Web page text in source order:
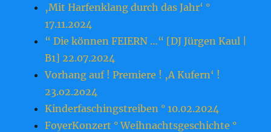
‚Mit Harfenklang durch das Jahr‘ °
17.11.2024
“ Die können FEIERN …“ [DJ Jürgen Kaul |
B1] 22.07.2024
Vorhang auf ! Premiere ! ‚A Kufern‘ !
23.o2.2o24
Kinderfaschingstreiben ° 10.02.2024
FoyerKonzert ° Weihnachtsgeschichte °